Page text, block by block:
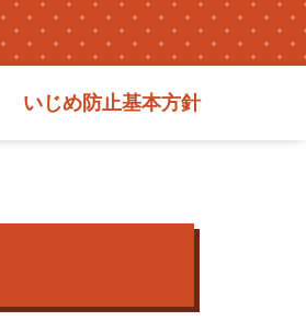
いじめ防止基本方針